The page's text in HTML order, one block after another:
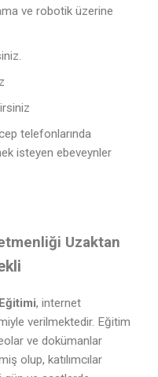
ve robotik üzerine
telefonlarında
isteyen ebeveynler
Uzaktan
, internet
verilmektedir. Eğitim
ve dokümanlar
olup, katılımcılar